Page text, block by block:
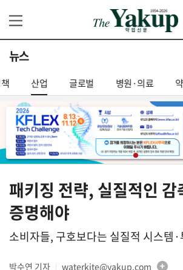
뉴스
산업 글로벌 병원·의료
패키징 전략, 실질적인
증명해야
소비자들, 구호보다는 실질적 시스템
박수연 기자
waterkite@yakup.com